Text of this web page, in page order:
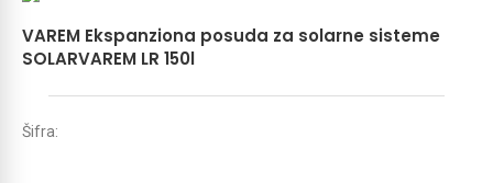
VAREM Ekspanziona posuda za solarne sisteme
SOLARVAREM LR 150l
Šifra: